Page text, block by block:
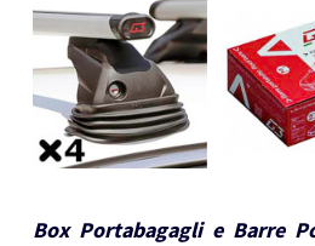
Box Portabagagli e Barre